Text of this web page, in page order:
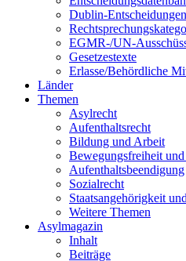
Dublin-Entscheidungen
EGMR-/UN-
Gesetzestexte
Erlasse/Behördliche
Länder
Themen
Asylrecht
Aufenthaltsrecht
Bildung und Arbeit
Bewegungsfreiheit
Aufenthaltsbeendigung
Sozialrecht
Staatsangehörigkeit
Weitere Themen
Asylmagazin
Inhalt
Beiträge